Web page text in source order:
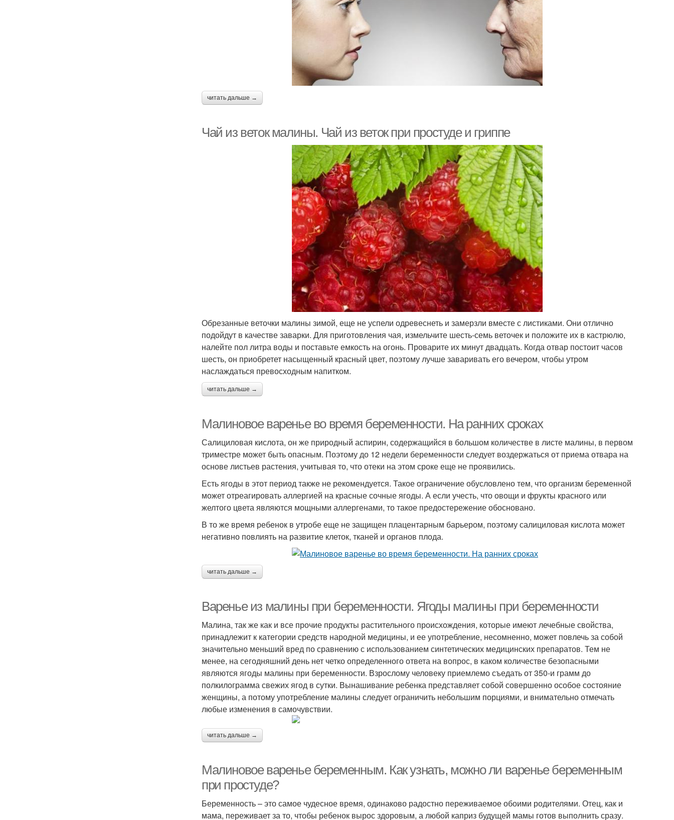
читать дальше →
Чай из веток малины. Чай из веток при простуде и гриппе
Обрезанные веточки малины зимой, еще не успели одревеснеть и замерзли вместе с листиками. Они отлично
подойдут в качестве заварки. Для приготовления чая, измельчите шесть-семь веточек и положите их в кастрюлю,
налейте пол литра воды и поставьте емкость на огонь. Проварите их минут двадцать. Когда отвар постоит часов
шесть, он приобретет насыщенный красный цвет, поэтому лучше заваривать его вечером, чтобы утром
наслаждаться превосходным напитком.
читать дальше →
Малиновое варенье во время беременности. На ранних сроках
Салициловая кислота, он же природный аспирин, содержащийся в большом количестве в листе малины, в первом
триместре может быть опасным. Поэтому до 12 недели беременности следует воздержаться от приема отвара на
основе листьев растения, учитывая то, что отеки на этом сроке еще не проявились.
Есть ягоды в этот период также не рекомендуется. Такое ограничение обусловлено тем, что организм беременной
может отреагировать аллергией на красные сочные ягоды. А если учесть, что овощи и фрукты красного или
желтого цвета являются мощными аллергенами, то такое предостережение обосновано.
В то же время ребенок в утробе еще не защищен плацентарным барьером, поэтому салициловая кислота может
негативно повлиять на развитие клеток, тканей и органов плода.
читать дальше →
Варенье из малины при беременности. Ягоды малины при беременности
Малина, так же как и все прочие продукты растительного происхождения, которые имеют лечебные свойства,
принадлежит к категории средств народной медицины, и ее употребление, несомненно, может повлечь за собой
значительно меньший вред по сравнению с использованием синтетических медицинских препаратов. Тем не
менее, на сегодняшний день нет четко определенного ответа на вопрос, в каком количестве безопасными
являются ягоды малины при беременности. Взрослому человеку приемлемо съедать от 350-и грамм до
полкилограмма свежих ягод в сутки. Вынашивание ребенка представляет собой совершенно особое состояние
женщины, а потому употребление малины следует ограничить небольшим порциями, и внимательно отмечать
любые изменения в самочувствии.
читать дальше →
Малиновое варенье беременным. Как узнать, можно ли варенье беременным
при простуде?
Беременность – это самое чудесное время, одинаково радостно переживаемое обоими родителями. Отец, как и
мама, переживает за то, чтобы ребенок вырос здоровым, а любой каприз будущей мамы готов выполнить сразу.